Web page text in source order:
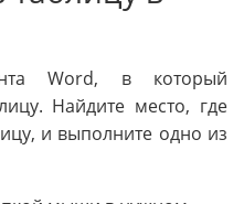
Word, в который
Найдите место, где
и выполните одно из